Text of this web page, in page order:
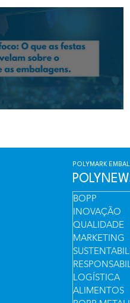
POLYMARK
BOPP
INOVAÇÃO
QUALIDADE
MARKETING
LOGÍSTICA
ALIMENTOS